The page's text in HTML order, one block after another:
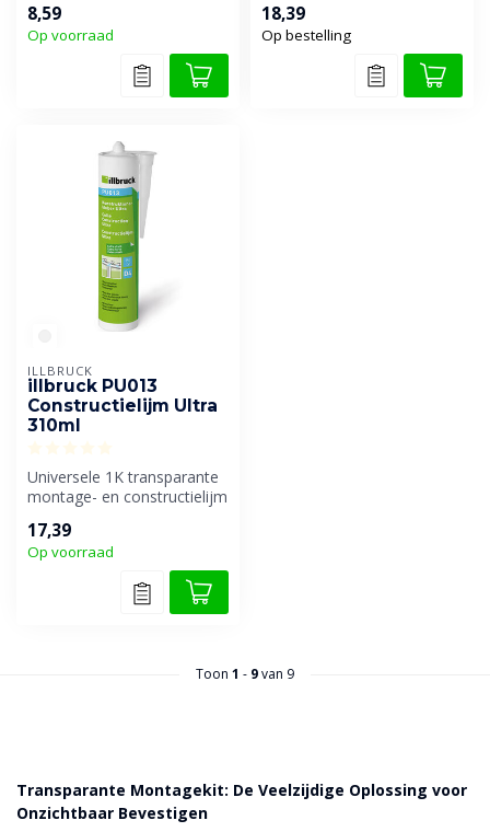
8,59
Op voorraad
verschi...
18,39
Op bestelling
ILLBRUCK
illbruck PU013
Constructielijm Ultra
310ml
Universele 1K transparante
montage- en constructielijm
17,39
Op voorraad
Toon 1 - 9van 9
Transparante Montagekit: De Veelzijdige Oplossing voor
Onzichtbaar Bevestigen